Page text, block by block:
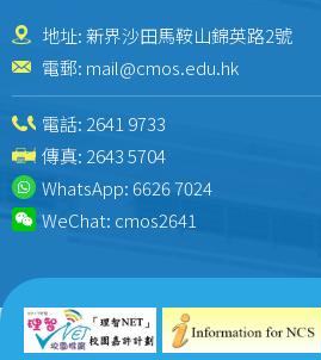
地址: 新界沙田馬鞍山錦英路2號
電郵: mail@cmos.edu.hk
電話: 2641 9733
傳真: 2643 5704
WhatsApp:6626 7024
WeChat: cmos2641